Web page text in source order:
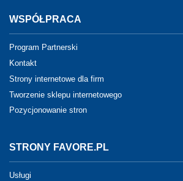
WSPÓŁPRACA
Program Partnerski
Kontakt
Strony internetowe dla firm
Tworzenie sklepu internetowego
Pozycjonowanie stron
STRONY FAVORE.PL
Usługi